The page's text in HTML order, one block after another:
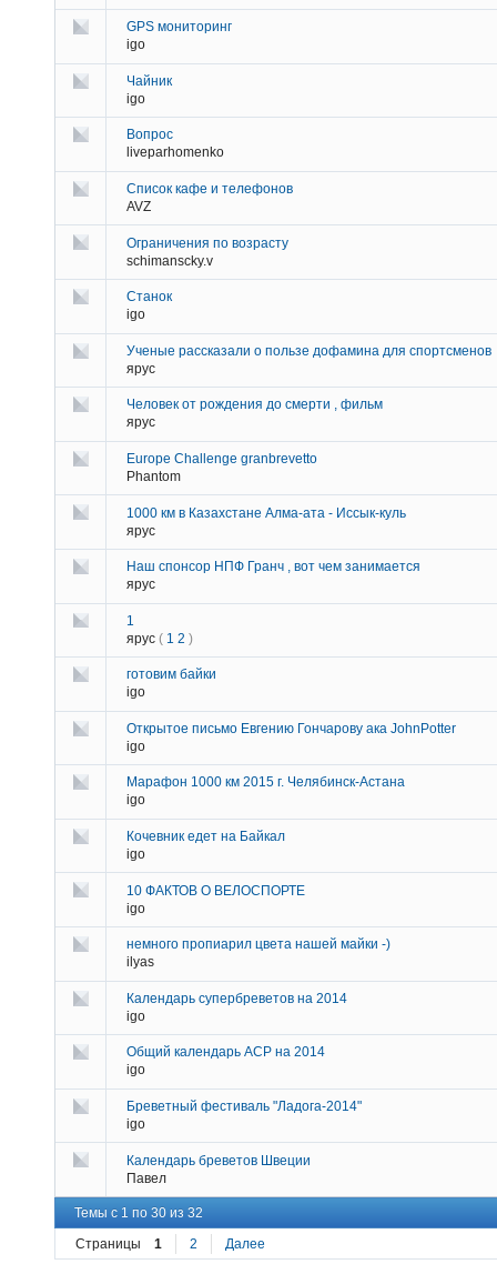
GPS мониторинг
igo
Чайник
igo
Вопрос
liveparhomenko
Список кафе и телефонов
AVZ
Ограничения по возрасту
schimanscky.v
Станок
igo
Ученые рассказали о пользе дофамина для спортсменов
ярус
Человек от рождения до смерти , фильм
ярус
Europe Challenge granbrevetto
Phantom
1000 км в Казахстане Алма-ата - Иссык-куль
ярус
Наш спонсор НПФ Гранч , вот чем занимается
ярус
1
ярус ( 1 2 )
готовим байки
igo
Открытое письмо Евгению Гончарову ака JohnPotter
igo
Марафон 1000 км 2015 г. Челябинск-Астана
igo
Кочевник едет на Байкал
igo
10 ФАКТОВ О ВЕЛОСПОРТЕ
igo
немного пропиарил цвета нашей майки -)
ilyas
Календарь супербреветов на 2014
igo
Общий календарь АСР на 2014
igo
Бреветный фестиваль "Ладога-2014"
igo
Календарь бреветов Швеции
Павел
Темы с 1 по 30 из 32
Страницы
1 2 Далее